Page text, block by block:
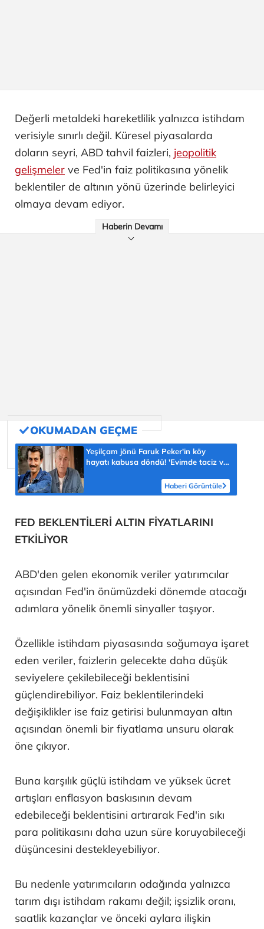
Değerli metaldeki hareketlilik yalnızca istihdam
verisiyle sınırlı değil. Küresel piyasalarda
doların seyri, ABD tahvil faizleri, jeopolitik
gelişmeler ve Fed'in faiz politikasına yönelik
beklentiler de altının yönü üzerinde belirleyici
olmaya devam ediyor.
Haberin Devamı
Yeşilçam jönü Faruk Peker'in köy
hayatı kabusa döndü! 'Evimde taciz ve
Haberi Görüntüle
FED BEKLENTİLERİ ALTIN FİYATLARINI
ETKİLİYOR
ABD'den gelen ekonomik veriler yatırımcılar
açısından Fed'in önümüzdeki dönemde atacağı
adımlara yönelik önemli sinyaller taşıyor.
Özellikle istihdam piyasasında soğumaya işaret
eden veriler, faizlerin gelecekte daha düşük
seviyelere çekilebileceği beklentisini
güçlendirebiliyor. Faiz beklentilerindeki
değişiklikler ise faiz getirisi bulunmayan altın
açısından önemli bir fiyatlama unsuru olarak
öne çıkıyor.
Buna karşılık güçlü istihdam ve yüksek ücret
artışları enflasyon baskısının devam
edebileceği beklentisini artırarak Fed'in sıkı
para politikasını daha uzun süre koruyabileceği
düşüncesini destekleyebiliyor.
Bu nedenle yatırımcıların odağında yalnızca
tarım dışı istihdam rakamı değil; işsizlik oranı,
saatlik kazançlar ve önceki aylara ilişkin